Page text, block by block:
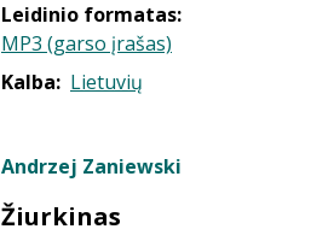
Leidinio formatas:
MP3 (garso įrašas)
Kalba: Lietuvių
Andrzej Zaniewski
Žiurkinas